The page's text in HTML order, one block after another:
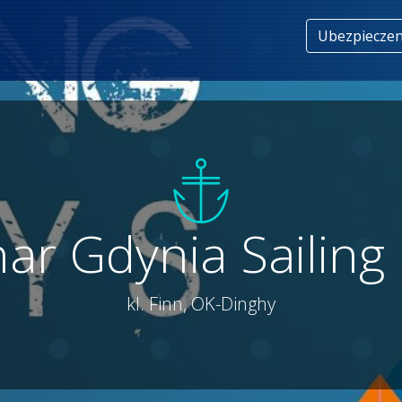
Gdynia Sailing
kl. Finn, OK-Dinghy